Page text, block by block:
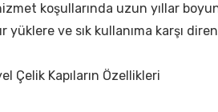
koşullarında uzun yıllar
yüklere ve sık kullanıma karşı
Çelik Kapıların Özellikleri